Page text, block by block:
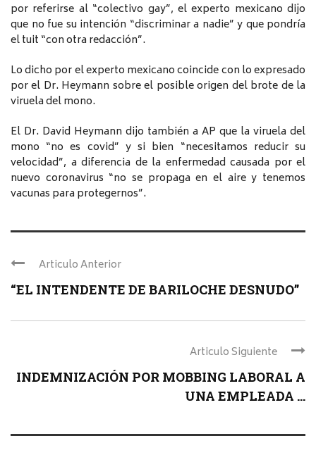
por referirse al “colectivo gay”, el experto mexicano dijo
que no fue su intención “discriminar a nadie” y que pondría
el tuit “con otra redacción”.
Lo dicho por el experto mexicano coincide con lo expresado
por el Dr. Heymann sobre el posible origen del brote de la
viruela del mono.
El Dr. David Heymann dijo también a AP que la viruela del
mono “no es covid” y si bien “necesitamos reducir su
velocidad”, a diferencia de la enfermedad causada por el
nuevo coronavirus “no se propaga en el aire y tenemos
vacunas para protegernos”.
Articulo Anterior
“EL INTENDENTE DE BARILOCHE DESNUDO”
Articulo Siguiente
INDEMNIZACIÓN POR MOBBING LABORAL A
UNA EMPLEADA ...